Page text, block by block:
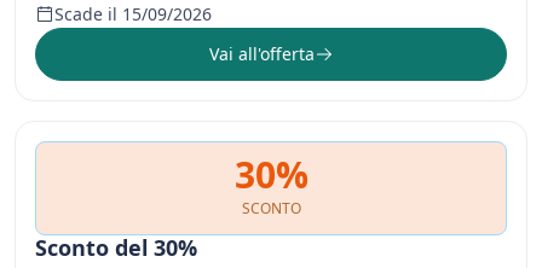
Scade il 15/09/2026
Vai all'offerta
30%
SCONTO
Sconto del 30%